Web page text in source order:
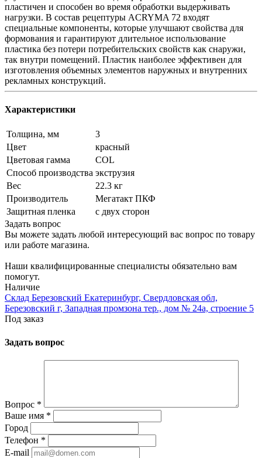
пластичен и способен во время обработки выдерживать
нагрузки. В состав рецептуры ACRYMA 72 входят
специальные компоненты, которые улучшают свойства для
формования и гарантируют длительное использование
пластика без потери потребительских свойств как снаружи,
так внутри помещений. Пластик наиболее эффективен для
изготовления объемных элементов наружных и внутренних
рекламных конструкций.
Характеристики
Толщина, мм
3
Цвет
красный
Цветовая гамма
COL
Способ производства экструзия
Вес
22.3 кг
Производитель
Мегатакт ПКФ
Защитная пленка
с двух сторон
Задать вопрос
Вы можете задать любой интересующий вас вопрос по товару
или работе магазина.
Наши квалифицированные специалисты обязательно вам
помогут.
Наличие
Склад Березовский Екатеринбург, Свердловская обл,
Березовский г, Западная промзона тер., дом № 24а, строение 5
Под заказ
Задать вопрос
Вопрос *
Ваше имя *
Город
Телефон *
E-mail